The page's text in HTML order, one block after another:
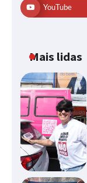
YouTube
Mais lidas